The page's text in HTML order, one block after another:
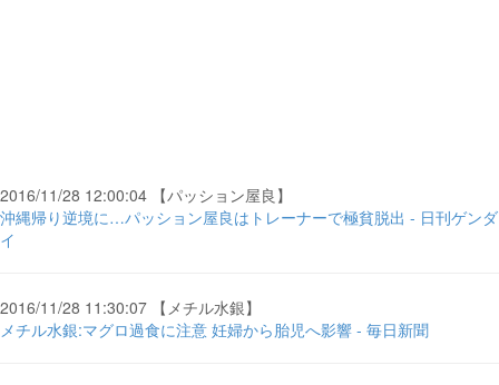
2016/11/28 12:00:04 【パッション屋良】
沖縄帰り逆境に…パッション屋良はトレーナーで極貧脱出 - 日刊ゲンダ
イ
2016/11/28 11:30:07 【メチル水銀】
メチル水銀:マグロ過食に注意 妊婦から胎児へ影響 - 毎日新聞